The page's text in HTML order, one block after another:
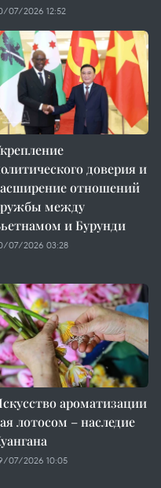
07/2026 12:52
доверия и
отношений
между
и Бурунди
07/2026 03:28
ароматизации
лотосом – наследие
07/2026 10:05